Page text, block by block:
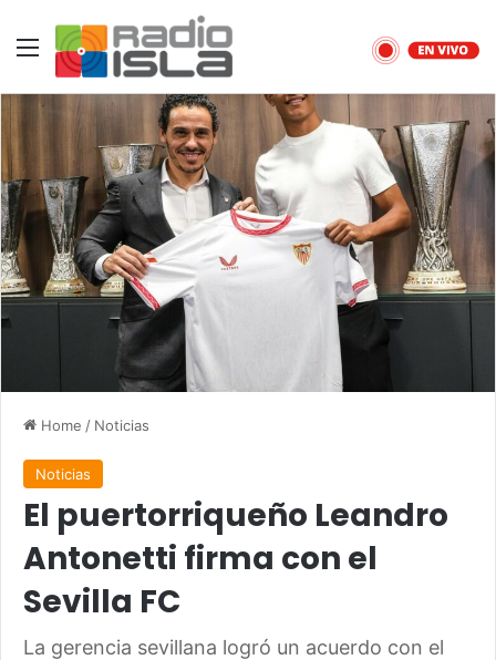
Menu
Home / Noticias
Noticias
El puertorriqueño Leandro
Antonetti firma con el
Sevilla FC
La gerencia sevillana logró un acuerdo con el